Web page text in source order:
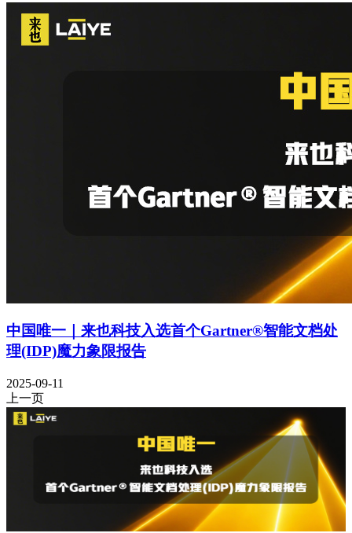
中国唯一｜来也科技入选首个Gartner®智能文档处
理(IDP)魔力象限报告
2025-09-11
上一页